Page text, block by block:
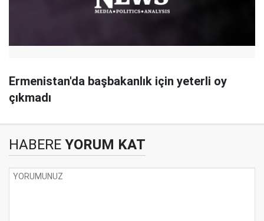
Ermenistan'da başbakanlık için yeterli oy
çıkmadı
HABERE YORUM KAT